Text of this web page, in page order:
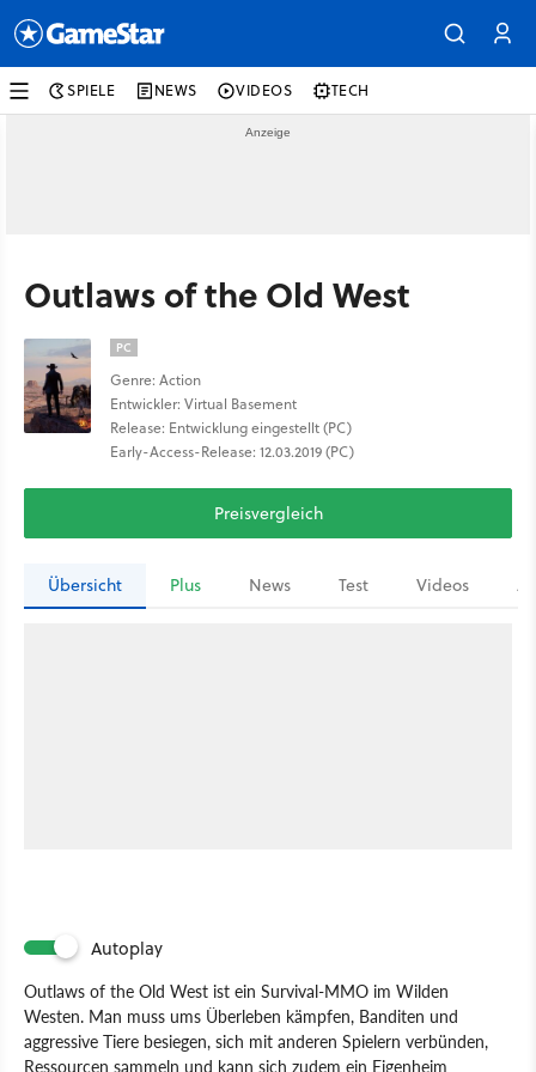
SPIELE NEWS VIDEOS TECH
Outlaws of the Old West
PC
Genre: Action
Entwickler: Virtual Basement
Release: Entwicklung eingestellt (PC)
Early-Access-Release: 12.03.2019 (PC)
Preisvergleich
Übersicht Plus News Test Videos
Autoplay
Outlaws of the Old West ist ein Survival-MMO im Wilden
Westen. Man muss ums Überleben kämpfen, Banditen und
aggressive Tiere besiegen, sich mit anderen Spielern verbünden,
Ressourcen sammeln und kann sich zudem ein Eigenheim